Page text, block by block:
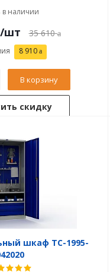
в наличии
/шт 35 610
8 910
В корзину
скидку
шкаф TC-1995-